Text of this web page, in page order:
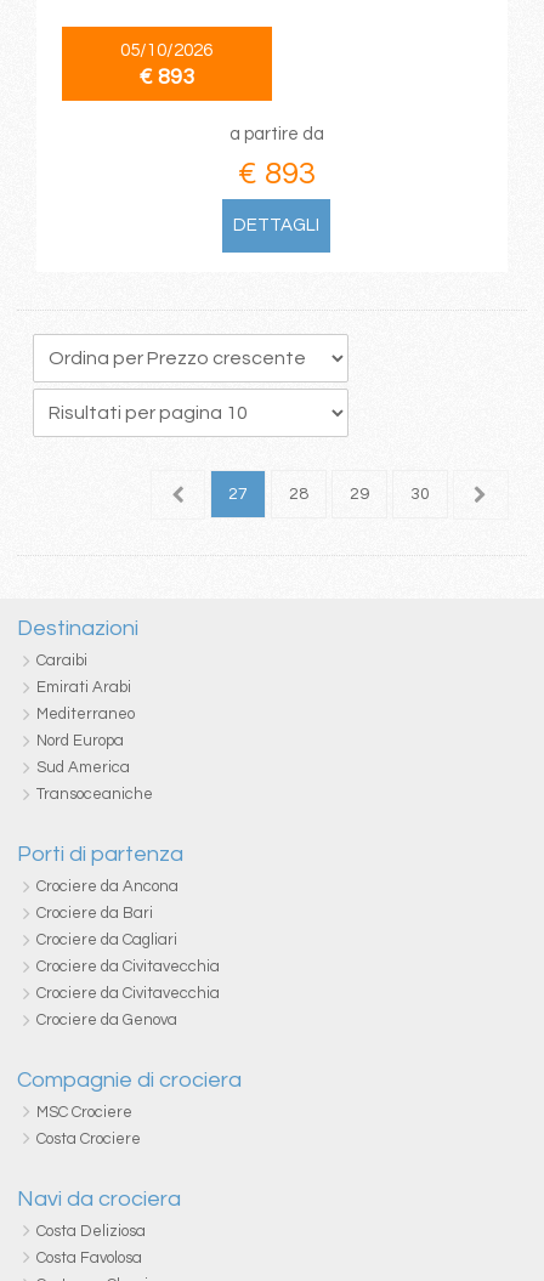
05/10/2026
€ 893
a partire da
€ 893
DETTAGLI
26 27 28 29 30 31
Destinazioni
Caraibi
Emirati Arabi
Mediterraneo
Nord Europa
Sud America
Transoceaniche
Porti di partenza
Crociere da Ancona
Crociere da Bari
Crociere da Cagliari
Crociere da Civitavecchia
Crociere da Civitavecchia
Crociere da Genova
Compagnie di crociera
MSC Crociere
Costa Crociere
Navi da crociera
Costa Deliziosa
Costa Favolosa